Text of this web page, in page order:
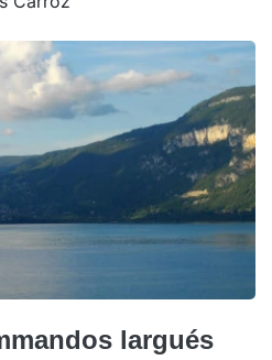
largués